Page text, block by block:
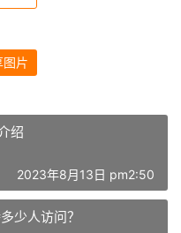
图片
绍
2023年8月13日 pm2:50
少人访问？